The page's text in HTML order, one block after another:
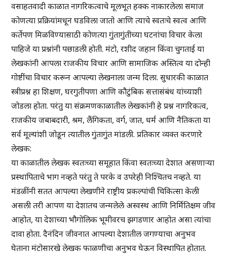
वसाहतवादी काळात नागरिकत्वाचे मूलभूत हक्क नाकारलेला समाज
कोणत्या प्रक्रियांमधून घडविला जातो आणि त्याचे स्वतःचे स्वत्व आणि
कर्तेपण मिळविण्यासाठी कोणत्या गुंतागुंतीच्या घटनांचा विचार केला
पाहिजे या प्रश्नांनी पछाडली होती. मंटो, रशीद जहान किंवा चुगताई या
लेखकांनी आपला राजकीय विचार आणि सामाजिक अस्तित्व या दोन्ही
गोष्टींचा विचार करून आपल्या लेखनाला जन्म दिला. सुधारकी काळात
स्त्रीप्रश्न हा शिक्षण, घरगुतीपणा आणि कौटुंबिक सत्तासंबंध यांच्याशी
जोडला होता. परंतु या संक्रमणकाळातील लेखकांनी हे प्रश्न नागरिकत्व,
राजकीय जबाबदारी, श्रम, लैंगिकता, वर्ग, जात, धर्म आणि नैतिकता या
सर्व मूल्यांशी जोडून त्यातील गुंतागुंत मांडली. प्रतिकार व्यक्त करणारे
लेखक:
या काळातील लेखक स्वतःच्या समूहात किंवा स्वतःच्या देशात असणाऱ्या
प्रस्थापिताचे भाग नव्हते परंतु ते परके व उपरेही निश्चितच नव्हते. या
मंडळींनी सतत आपल्या लेखणीने राष्ट्रीय प्रकल्पांची चिकित्सा केली
असली तरी आपण या देशातच जन्मलेले अस्वस्थ आणि निर्मितिक्षम जीव
आहोत, या देशाच्या भौगोलिक भूमीवरच झगडणार आहोत असा त्यांचा
दावा होता. दैनंदिन जीवनात आपल्या देशातील जगण्याचा अनुभव
घेताना मंटोसारखे लेखक फाळणीचा अनुभव घेऊन विस्थापित होतात.